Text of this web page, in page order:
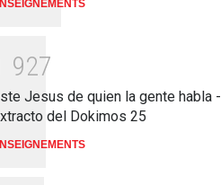
927
Jesus de quien la gente habla -
del Dokimos 25